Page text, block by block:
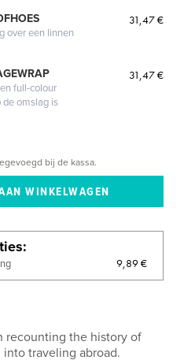
over een linnen
31,47 €
full-colour
omslag is
31,47 €
bij de kassa.
9,89 €
recounting the history of
traveling abroad.